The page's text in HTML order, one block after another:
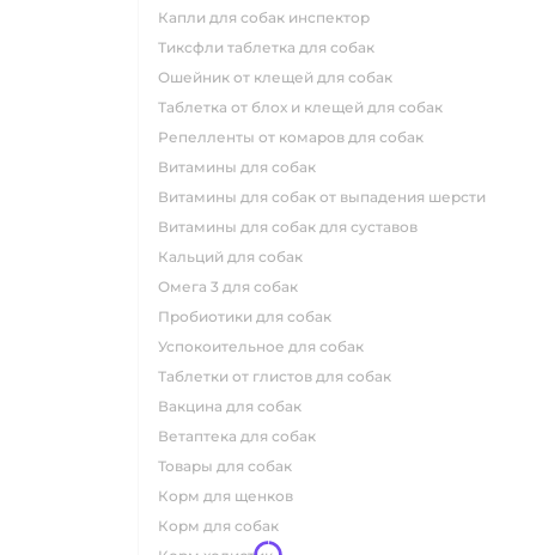
капли для собак инспектор
тиксфли таблетка для собак
ошейник от клещей для собак
таблетка от блох и клещей для собак
репелленты от комаров для собак
витамины для собак
витамины для собак от выпадения шерсти
витамины для собак для суставов
кальций для собак
омега 3 для собак
пробиотики для собак
успокоительное для собак
таблетки от глистов для собак
вакцина для собак
ветаптека для собак
товары для собак
корм для щенков
корм для собак